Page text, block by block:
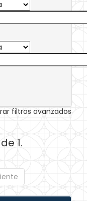
filtros avanzados
1.